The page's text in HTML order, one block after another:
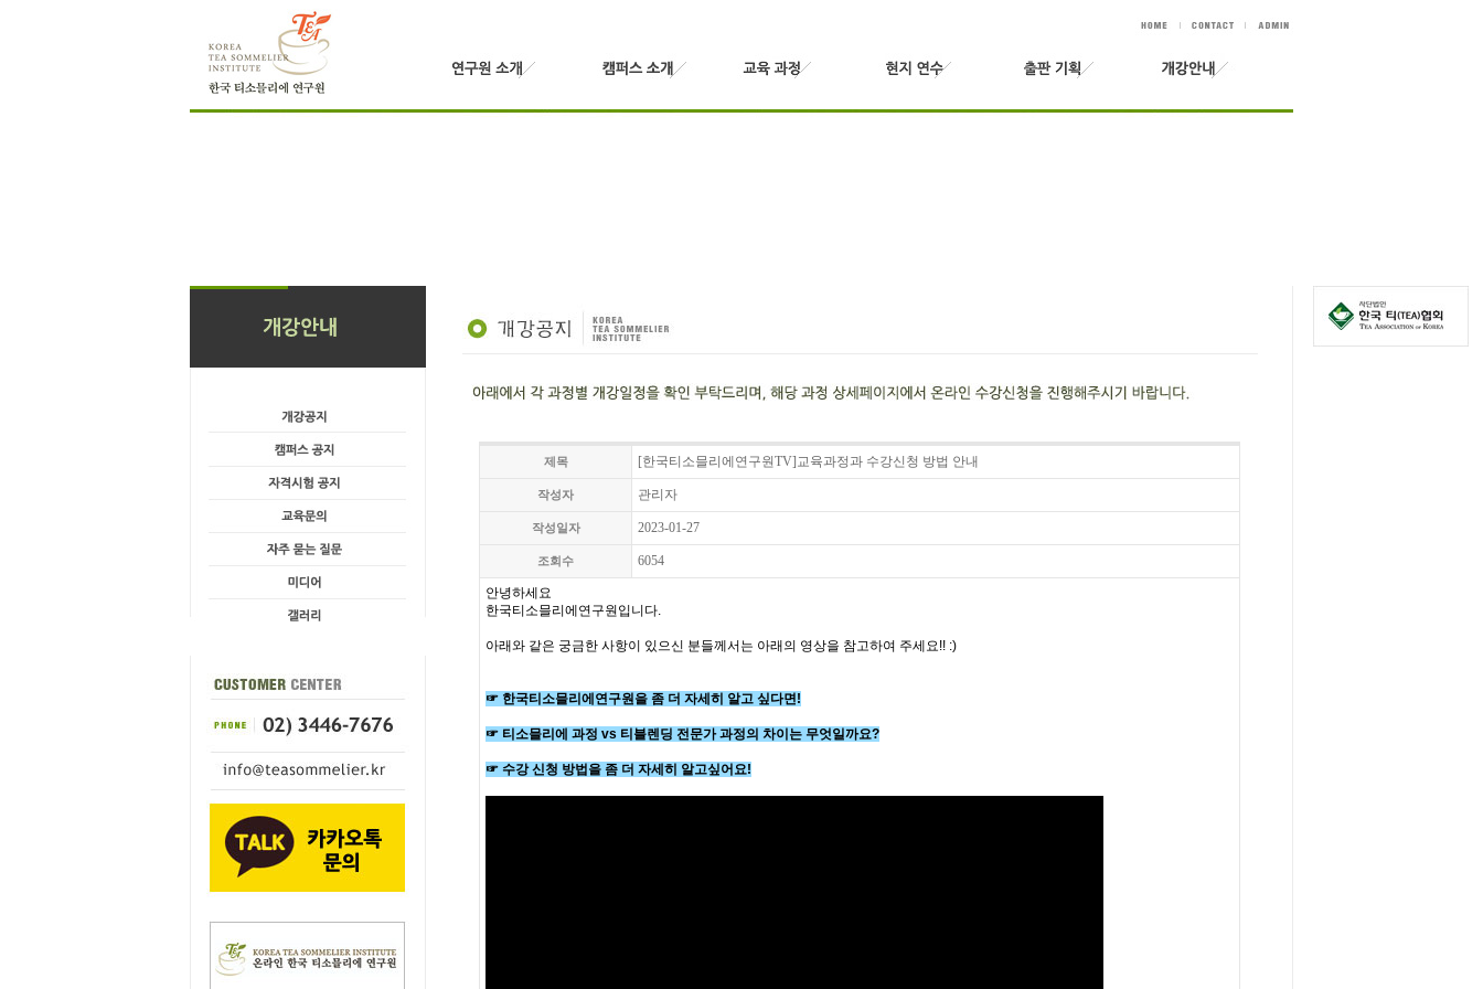
제목 [한국티소믈리에연구원TV]교육과정과 수강신청 방법 안내
작성자 관리자
작성일자 2023-01-27
조회수 6054
안녕하세요
한국티소믈리에연구원입니다.
아래와 같은 궁금한 사항이 있으신 분들께서는 아래의 영상을 참고하여 주세요!! :)
☞ 한국티소믈리에연구원을 좀 더 자세히 알고 싶다면!
☞ 티소믈리에 과정 vs 티블렌딩 전문가 과정의 차이는 무엇일까요?
☞ 수강 신청 방법을 좀 더 자세히 알고싶어요!